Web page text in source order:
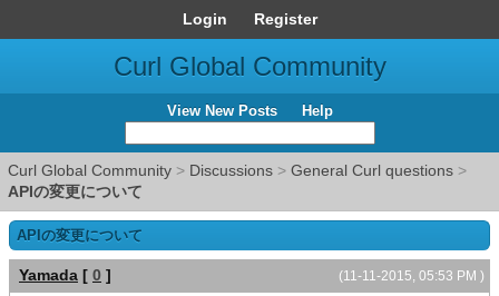
Login Register
Curl Global Community
View New Posts Help
Curl Global Community > Discussions > General Curl questions >
APIの変更について
APIの変更について
(11-11-2015, 05:53 PM )
Yamada [ 0 ]